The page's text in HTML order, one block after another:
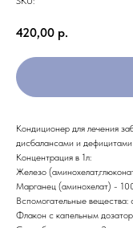
420,00 р.
Кондиционер для лечения
дисбалансами и дефицитами
Концентрация в 1л:
Железо
Марганец (аминохелат) -
Вспомогательные вещества:
Флакон с капельным